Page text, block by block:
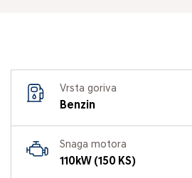
Vrsta goriva
Benzin
Snaga motora
110kW (150 KS)